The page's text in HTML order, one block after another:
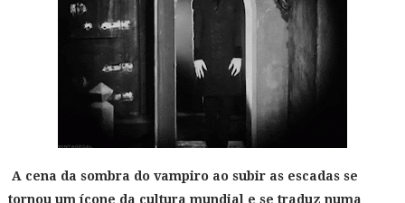
A cena da sombra do vampiro ao subir as escadas se
tornou um ícone da cultura mundial e se traduz numa